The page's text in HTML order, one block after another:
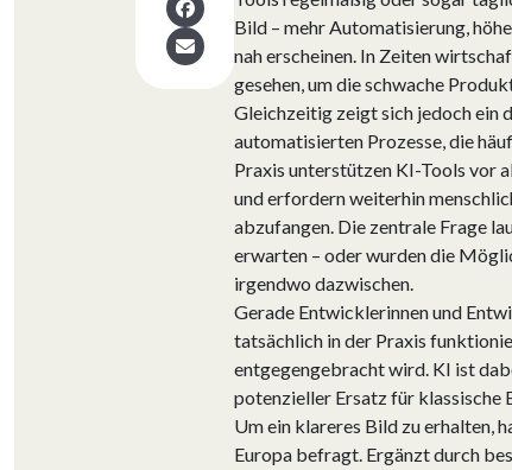
Bild – mehr Automatisierung,
nah erscheinen. In Zeiten
gesehen, um die schwache
Gleichzeitig zeigt sich jedoch ein
automatisierten Prozesse, die
Praxis unterstützen KI-Tools vor
und erfordern weiterhin
abzufangen. Die zentrale Frage
erwarten – oder wurden die
irgendwo dazwischen.
Gerade Entwicklerinnen und
tatsächlich in der Praxis
entgegengebracht wird. KI ist
potenzieller Ersatz für
Um ein klareres Bild zu erhalten,
Europa befragt. Ergänzt durch